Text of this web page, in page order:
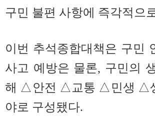
구민 불편 사항에 즉각적으
이번 추석종합대책은 구민
사고 예방은 물론, 구민의
해 △안전 △교통 △민생 △
야로 구성됐다.